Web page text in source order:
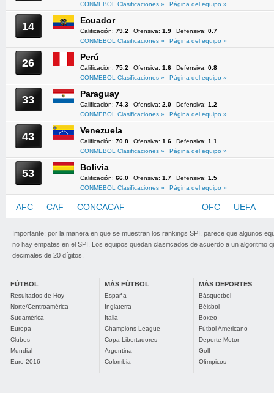
CONMEBOL Clasificaciones »
Página del equipo »
14 Ecuador
Calificación: 79.2 Ofensiva: 1.9 Defensiva: 0.7
CONMEBOL Clasificaciones »
Página del equipo »
26 Perú
Calificación: 75.2 Ofensiva: 1.6 Defensiva: 0.8
CONMEBOL Clasificaciones »
Página del equipo »
33 Paraguay
Calificación: 74.3 Ofensiva: 2.0 Defensiva: 1.2
CONMEBOL Clasificaciones »
Página del equipo »
43 Venezuela
Calificación: 70.8 Ofensiva: 1.6 Defensiva: 1.1
CONMEBOL Clasificaciones »
Página del equipo »
53 Bolivia
Calificación: 66.0 Ofensiva: 1.7 Defensiva: 1.5
CONMEBOL Clasificaciones »
Página del equipo »
AFC CAF CONCACAF OFC UEFA
Importante: por la manera en que se muestran los rankings SPI, parece que algunos
no hay empates en el SPI. Los equipos quedan clasificados de acuerdo a un algoritmo
decimales de 20 dígitos.
FÚTBOL
Resultados de Hoy
Norte/Centroamérica
Sudamérica
Europa
Clubes
Mundial
Euro 2016
MÁS FÚTBOL
España
Inglaterra
Italia
Champions League
Copa Libertadores
Argentina
Colombia
MÁS DEPORTES
Básquetbol
Béisbol
Boxeo
Fútbol Americano
Deporte Motor
Golf
Olímpicos